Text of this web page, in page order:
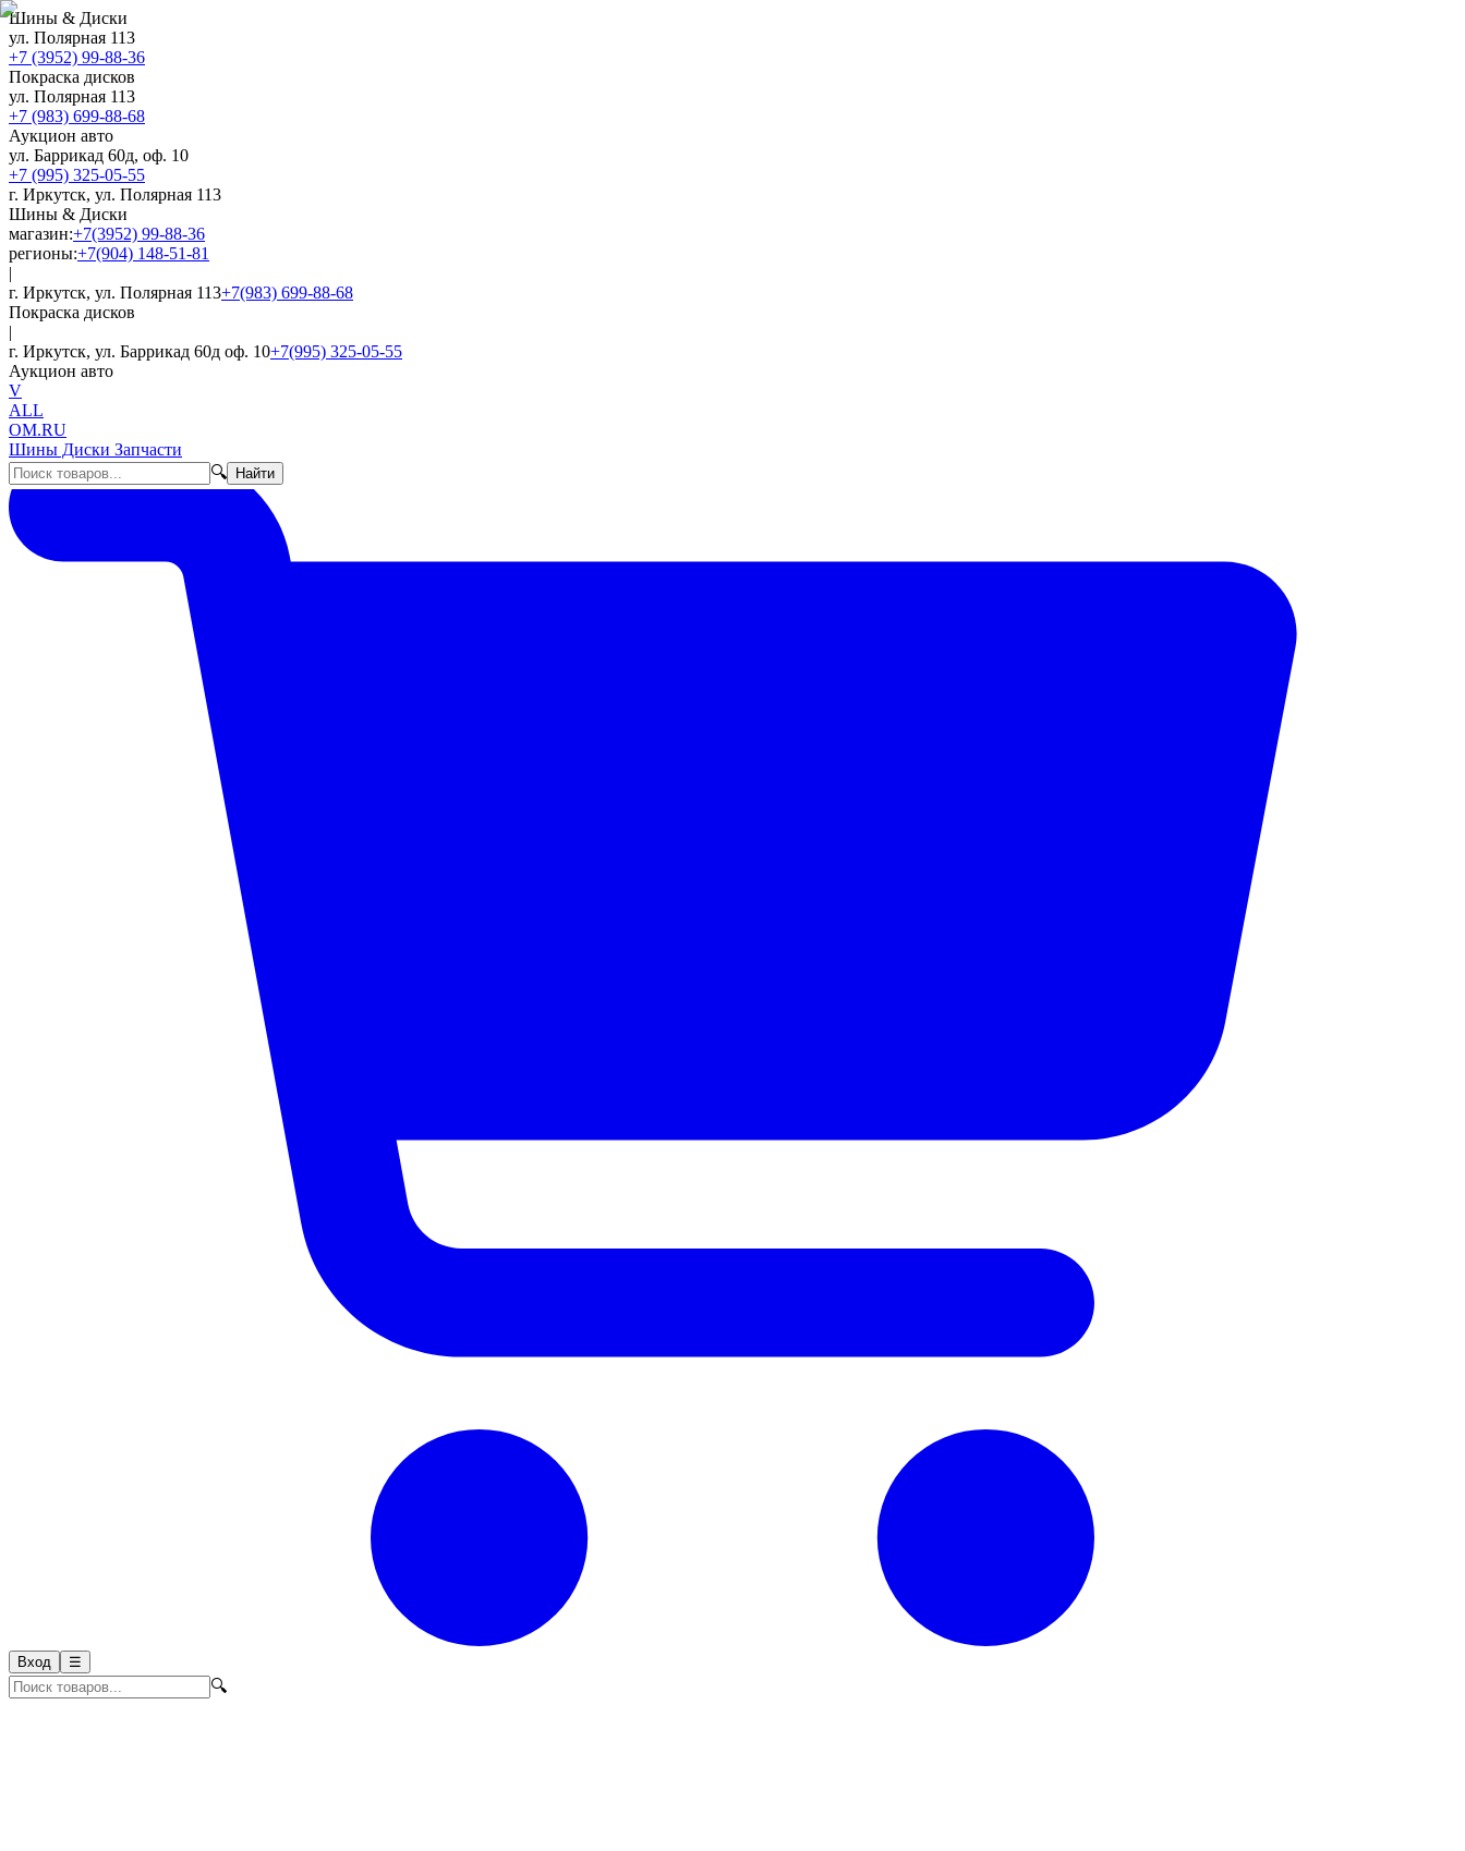
Шины & Диски
ул. Полярная 113
+7 (3952) 99-88-36
Покраска дисков
ул. Полярная 113
+7 (983) 699-88-68
Аукцион авто
ул. Баррикад 60д, оф. 10
+7 (995) 325-05-55
г. Иркутск, ул. Полярная 113
Шины & Диски
магазин:+7(3952) 99-88-36
регионы:+7(904) 148-51-81
|
г. Иркутск, ул. Полярная 113+7(983) 699-88-68
Покраска дисков
|
г. Иркутск, ул. Баррикад 60д оф. 10+7(995) 325-05-55
Аукцион авто
V
ALL
OM.RU
Шины Диски Запчасти
🔍
Найти
Вход ☰
🔍